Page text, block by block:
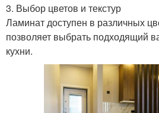
3. Выбор цветов и текстур
Ламинат доступен в различных
позволяет выбрать подходящий
кухни.